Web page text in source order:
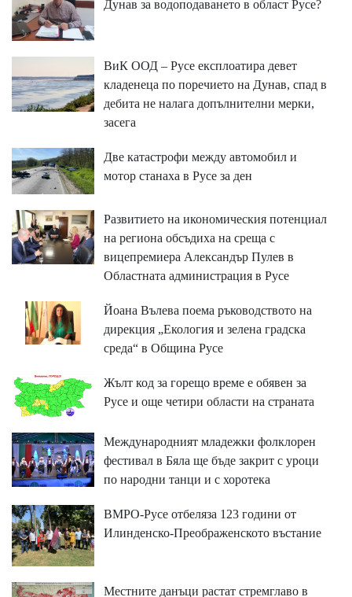
Дунав за водоподаването в област Русе?
ВиК ООД – Русе експлоатира девет
кладенеца по поречието на Дунав, спад в
дебита не налага допълнителни мерки,
засега
Две катастрофи между автомобил и
мотор станаха в Русе за ден
Развитието на икономическия потенциал
на региона обсъдиха на среща с
вицепремиера Александър Пулев в
Областната администрация в Русе
Йоана Вълева поема ръководството на
дирекция „Екология и зелена градска
среда“ в Община Русе
Жълт код за горещо време е обявен за
Русе и още четири области на страната
Международният младежки фолклорен
фестивал в Бяла ще бъде закрит с уроци
по народни танци и с хоротека
ВМРО-Русе отбеляза 123 години от
Илинденско-Преображенското въстание
Местните данъци растат стремглаво в